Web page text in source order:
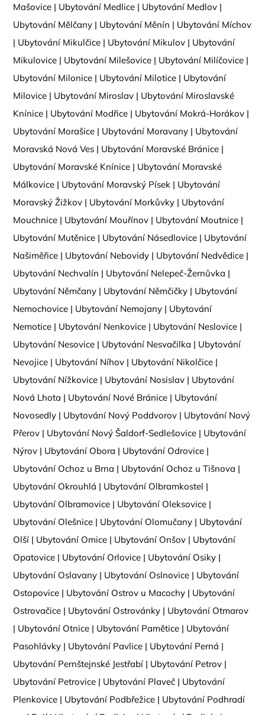
Mašovice | Ubytování Medlice | Ubytování Medlov |
Ubytování Mělčany | Ubytování Měnín | Ubytování Míchov
| Ubytování Mikulčice | Ubytování Mikulov | Ubytování
Mikulovice | Ubytování Milešovice | Ubytování Milíčovice |
Ubytování Milonice | Ubytování Milotice | Ubytování
Milovice | Ubytování Miroslav | Ubytování Miroslavské
Knínice | Ubytování Modřice | Ubytování Mokrá-Horákov |
Ubytování Morašice | Ubytování Moravany | Ubytování
Moravská Nová Ves | Ubytování Moravské Bránice |
Ubytování Moravské Knínice | Ubytování Moravské
Málkovice | Ubytování Moravský Písek | Ubytování
Moravský Žižkov | Ubytování Morkůvky | Ubytování
Mouchnice | Ubytování Mouřínov | Ubytování Moutnice |
Ubytování Mutěnice | Ubytování Násedlovice | Ubytování
Našiměřice | Ubytování Nebovidy | Ubytování Nedvědice |
Ubytování Nechvalín | Ubytování Nelepeč-Žernůvka |
Ubytování Němčany | Ubytování Němčičky | Ubytování
Nemochovice | Ubytování Nemojany | Ubytování
Nemotice | Ubytování Nenkovice | Ubytování Neslovice |
Ubytování Nesovice | Ubytování Nesvačilka | Ubytování
Nevojice | Ubytování Níhov | Ubytování Nikolčice |
Ubytování Nížkovice | Ubytování Nosislav | Ubytování
Nová Lhota | Ubytování Nové Bránice | Ubytování
Novosedly | Ubytování Nový Poddvorov | Ubytování Nový
Přerov | Ubytování Nový Šaldorf-Sedlešovice | Ubytování
Nýrov | Ubytování Obora | Ubytování Odrovice |
Ubytování Ochoz u Brna | Ubytování Ochoz u Tišnova |
Ubytování Okrouhlá | Ubytování Olbramkostel |
Ubytování Olbramovice | Ubytování Oleksovice |
Ubytování Olešnice | Ubytování Olomučany | Ubytování
Olší | Ubytování Omice | Ubytování Onšov | Ubytování
Opatovice | Ubytování Orlovice | Ubytování Osiky |
Ubytování Oslavany | Ubytování Oslnovice | Ubytování
Ostopovice | Ubytování Ostrov u Macochy | Ubytování
Ostrovačice | Ubytování Ostrovánky | Ubytování Otmarov
| Ubytování Otnice | Ubytování Pamětice | Ubytování
Pasohlávky | Ubytování Pavlice | Ubytování Perná |
Ubytování Pernštejnské Jestřabí | Ubytování Petrov |
Ubytování Petrovice | Ubytování Plaveč | Ubytování
Plenkovice | Ubytování Podbřežice | Ubytování Podhradí